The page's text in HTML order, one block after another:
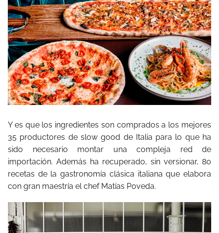
Y es que los ingredientes son comprados a los mejores
35 productores de slow good de Italia para lo que ha
sido necesario montar una compleja red de
importación. Además ha recuperado, sin versionar, 80
recetas de la gastronomía clásica italiana que elabora
con gran maestría el chef Matías Poveda.